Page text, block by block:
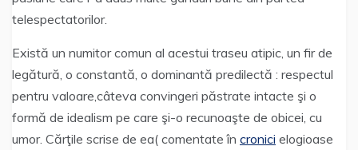
telespectatorilor.
Există un numitor comun al acestui traseu atipic, un fir de
legătură, o constantă, o dominantă predilectă : respectul
pentru valoare,câteva convingeri păstrate intacte şi o
formă de idealism pe care şi-o recunoaşte de obicei, cu
umor. Cărţile scrise de ea( comentate în cronici elogioase